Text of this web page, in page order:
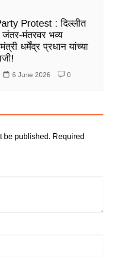
Protest : दिल्लीत
जंतर-मंतरवर भव्य
धर्मेंद्र प्रधान यांच्या
6 June 2026 0
be published. Required